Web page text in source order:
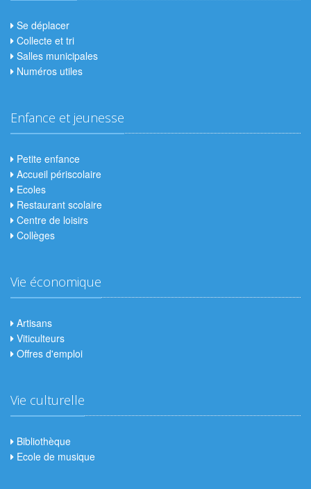
Se déplacer
Collecte et tri
Salles municipales
Numéros utiles
Enfance et jeunesse
Petite enfance
Accueil périscolaire
Ecoles
Restaurant scolaire
Centre de loisirs
Collèges
Vie économique
Artisans
Viticulteurs
Offres d'emploi
Vie culturelle
Bibliothèque
Ecole de musique